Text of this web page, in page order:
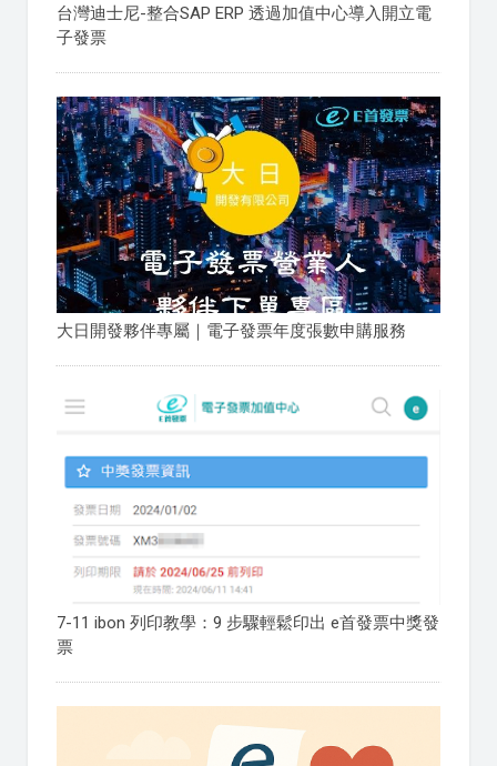
台灣迪士尼-整合SAP ERP 透過加值中心導入開立電
子發票
大日開發夥伴專屬｜電子發票年度張數申購服務
7-11 ibon 列印教學：9 步驟輕鬆印出 e首發票中獎發
票